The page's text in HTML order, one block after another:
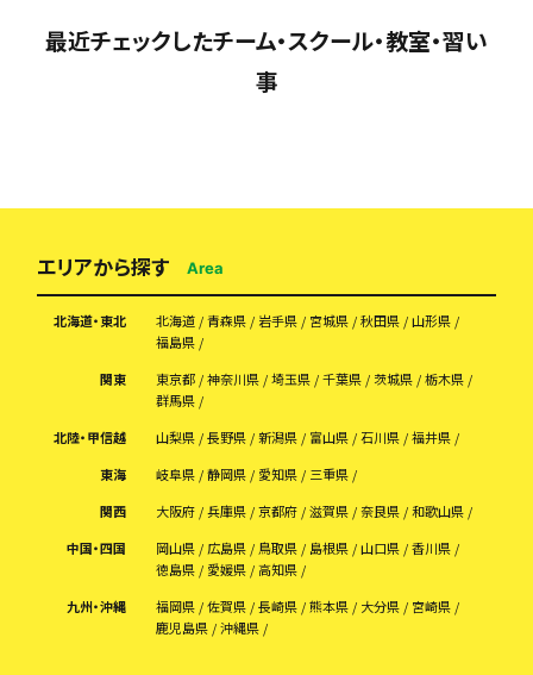
最近チェックしたチーム・スクール・教室・習い
事
エリアから探す Area
北海道・東北 北海道 青森県 岩手県 宮城県 秋田県
山形県
福島県
関東
東京都 神奈川県 埼玉県 千葉県 茨城県
栃木県
群馬県
北陸・甲信越
山梨県 長野県 新潟県 富山県 石川県
福井県
東海
岐阜県 静岡県 愛知県
三重県
関西
大阪府 兵庫県 京都府 滋賀県 奈良県
和歌山県
中国・四国
岡山県 広島県 鳥取県 島根県 山口県
香川県
徳島県
愛媛県
高知県
九州・沖縄
福岡県 佐賀県 長崎県 熊本県 大分県
宮崎県
鹿児島県
沖縄県